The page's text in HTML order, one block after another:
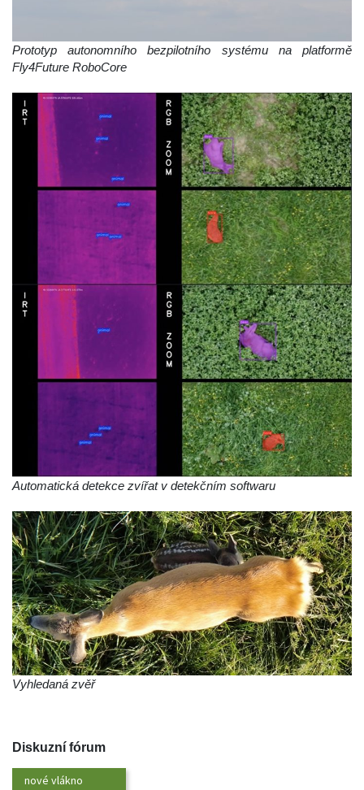
Prototyp autonomního bezpilotního systému na platformě
Fly4Future RoboCore
Automatická detekce zvířat v detekčním softwaru
Vyhledaná zvěř
Diskuzní fórum
nové vlákno